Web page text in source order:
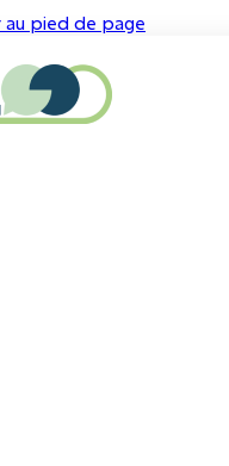
au pied de page